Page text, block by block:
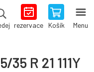
rezervace Košík Menu
35 R 21 111Y